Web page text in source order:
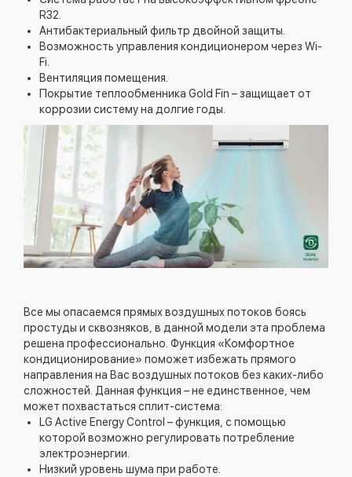
R32.
Антибактериальный фильтр двойной защиты.
Возможность управления кондиционером через Wi-
Fi.
Вентиляция помещения.
Покрытие теплообменника Gold Fin – защищает от
коррозии систему на долгие годы.
Все мы опасаемся прямых воздушных потоков боясь
простуды и сквозняков, в данной модели эта проблема
решена профессионально. Функция «Комфортное
кондиционирование» поможет избежать прямого
направления на Вас воздушных потоков без каких-либо
сложностей. Данная функция – не единственное, чем
может похвастаться сплит-система:
LG Active Energy Control – функция, с помощью
которой возможно регулировать потребление
электроэнергии.
Низкий уровень шума при работе.